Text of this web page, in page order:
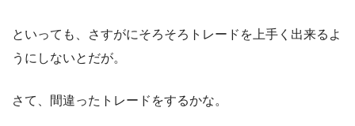
といっても、さすがにそろそろトレードを上手く出来るよ
うにしないとだが。
さて、間違ったトレードをするかな。